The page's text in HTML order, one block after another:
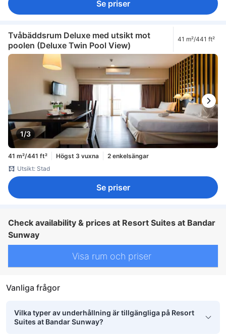
Se priser
Tvåbäddsrum Deluxe med utsikt mot
poolen (Deluxe Twin Pool View)
41 m²/441 ft²
1/3
41 m²/441 ft² Högst 3 vuxna
2 enkelsängar
Utsikt: Stad
Se priser
Check availability & prices at Resort Suites at Bandar
Sunway
Visa rum och priser
Vanliga frågor
Vilka typer av underhållning är tillgängliga på Resort
Suites at Bandar Sunway?